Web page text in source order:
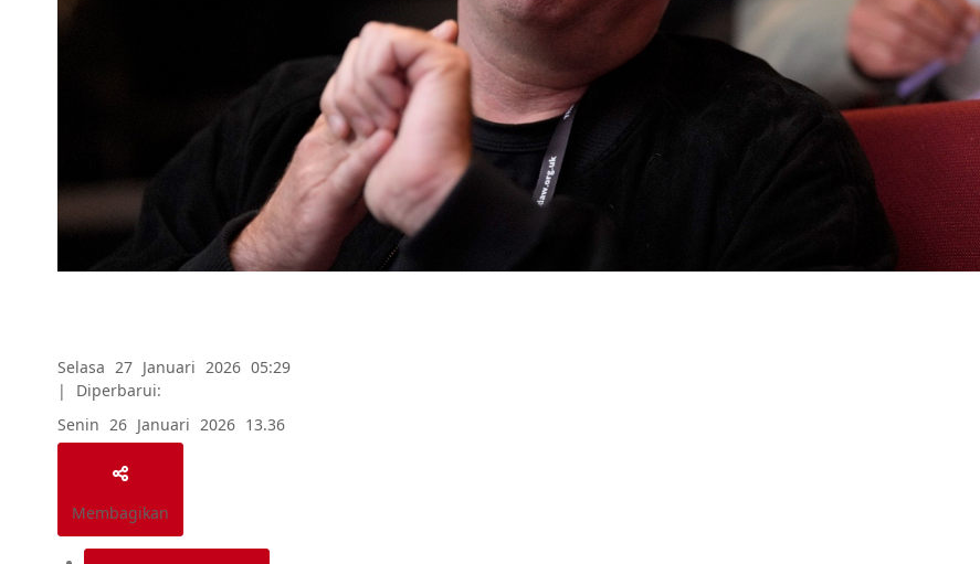
Selasa 27 Januari 2026 05:29
| Diperbarui:
Senin 26 Januari 2026 13.36
Membagikan